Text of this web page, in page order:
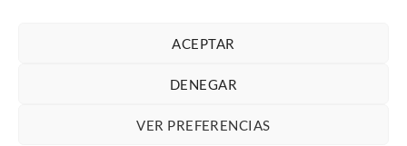
ACEPTAR
DENEGAR
VER PREFERENCIAS